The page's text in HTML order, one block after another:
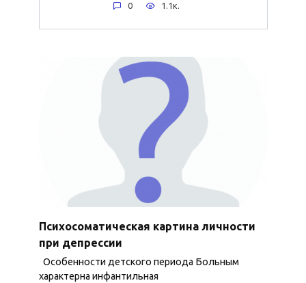
0 1.1к.
Психосоматическая картина личности
при депрессии
Особенности детского периода Больным
характерна инфантильная